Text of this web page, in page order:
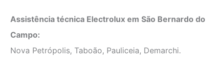
Assistência técnica Electrolux em São Bernardo do
Campo:
Nova Petrópolis, Taboão, Pauliceia, Demarchi.